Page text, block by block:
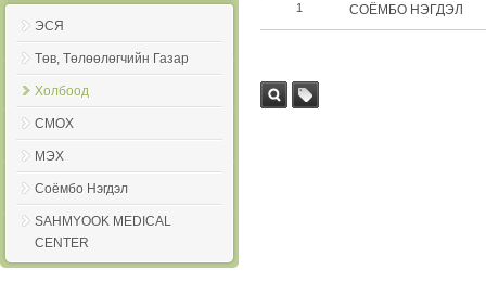
ЭСЯ
Төв, Төлөөлөгчийн Газар
Xолбоод
CMOX
МЭX
Соёмбо Нэгдэл
SAHMYOOK MEDICAL
CENTER
1 СОЁМБО НЭГДЭЛ